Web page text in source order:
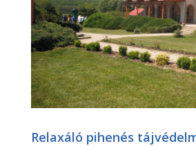
Relaxáló pihenés